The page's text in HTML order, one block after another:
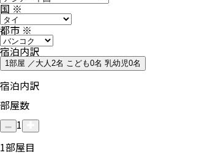
国※
都市※
宿泊内訳
1部屋 ／大人2名 こども0名 乳幼児0名
宿泊内訳
部屋数
1
1部屋目